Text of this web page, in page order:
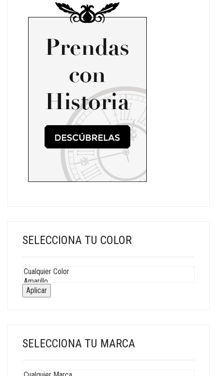
SELECCIONA TU COLOR
Aplicar
SELECCIONA TU MARCA